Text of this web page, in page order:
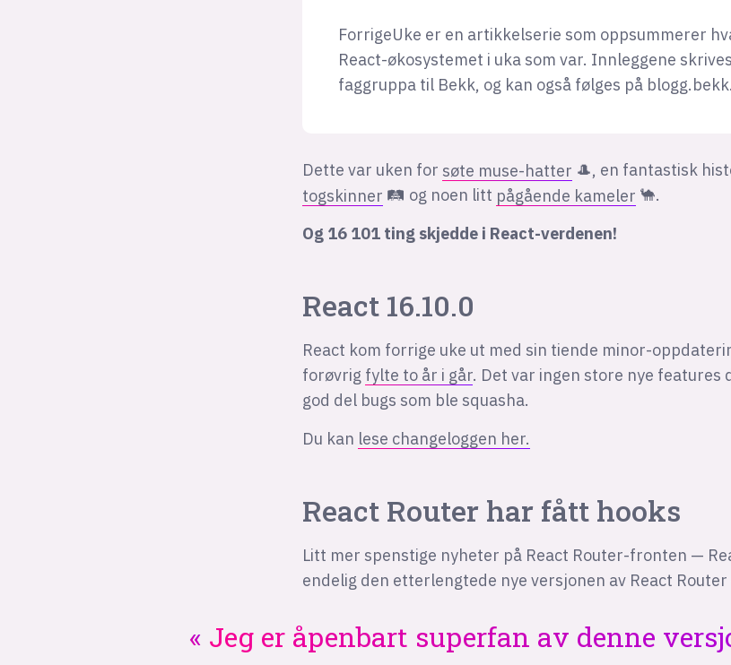
ForrigeUke er en artikkelserie som oppsummerer
React-økosystemet i uka som var. Innleggene
faggruppa til Bekk, og kan også følges på
Dette var uken for søte muse-hatter 🎩, en fantastisk
togskinner 🛤 og noen litt pågående kameler 🐪.
Og 16 101 ting skjedde i React-verdenen!
React 16.10.0
React kom forrige uke ut med sin tiende minor-
forøvrig fylte to år i går. Det var ingen store nye features
god del bugs som ble squasha.
Du kan lese changeloggen her.
React Router har fått hooks
Litt mer spenstige nyheter på React Router-fronten —
endelig den etterlengtede nye versjonen av React
Jeg er åpenbart superfan av denne